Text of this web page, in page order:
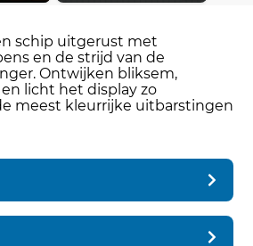
schip uitgerust met
en de strijd van de
Ontwijken bliksem,
licht het display zo
meest kleurrijke uitbarstingen